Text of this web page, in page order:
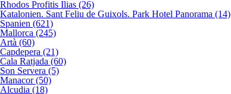
Rhodos Profitis Ilias (26)
Katalonien. Sant Feliu de Guixols. Park Hotel Panorama (14)
Spanien (621)
Mallorca (245)
Artà (60)
Capdepera (21)
Cala Ratjada (60)
Son Servera (5)
Manacor (50)
Alcudia (18)